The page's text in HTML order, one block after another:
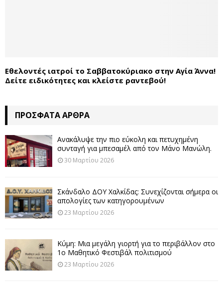
Εθελοντές ιατροί το Σαββατοκύριακο στην Αγία Άννα!
Δείτε ειδικότητες και κλείστε ραντεβού!
ΠΡΌΣΦΑΤΑ ΆΡΘΡΑ
Ανακάλυψε την πιο εύκολη και πετυχημένη
συνταγή για μπεσαμέλ από τον Μάνο Μανώλη.
30 Μαρτίου 2026
Σκάνδαλο ΔΟΥ Χαλκίδας: Συνεχίζονται σήμερα οι
απολογίες των κατηγορουμένων
23 Μαρτίου 2026
Κύμη: Μια μεγάλη γιορτή για το περιβάλλον στο
1ο Μαθητικό Φεστιβάλ πολιτισμού
23 Μαρτίου 2026